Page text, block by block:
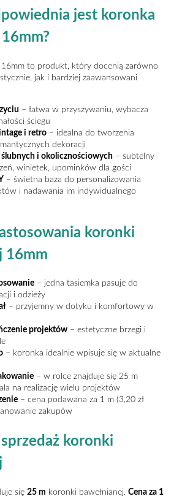
jest koronka
16mm to produkt, który docenią zarówno
jak i bardziej zaawansowani
– łatwa w przyszywaniu, wybacza
ściegu
i retro – idealna do tworzenia
dekoracji
i okolicznościowych – subtelny
winietek, upominków dla gości
– świetna baza do personalizowania
i nadawania im indywidualnego
koronki
16mm
– jedna tasiemka pasuje do
i odzieży
– przyjemny w dotyku i komfortowy w
projektów – estetyczne brzegi i
– koronka idealnie wpisuje się w aktualne
– w rolce znajduje się 25 m
na realizację wielu projektów
– cena podawana za 1 m (3,20 zł
zakupów
koronki
się 25 m koronki bawełnianej. Cena za 1